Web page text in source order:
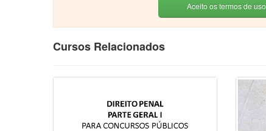
Aceito os termos de uso
Cursos Relacionados